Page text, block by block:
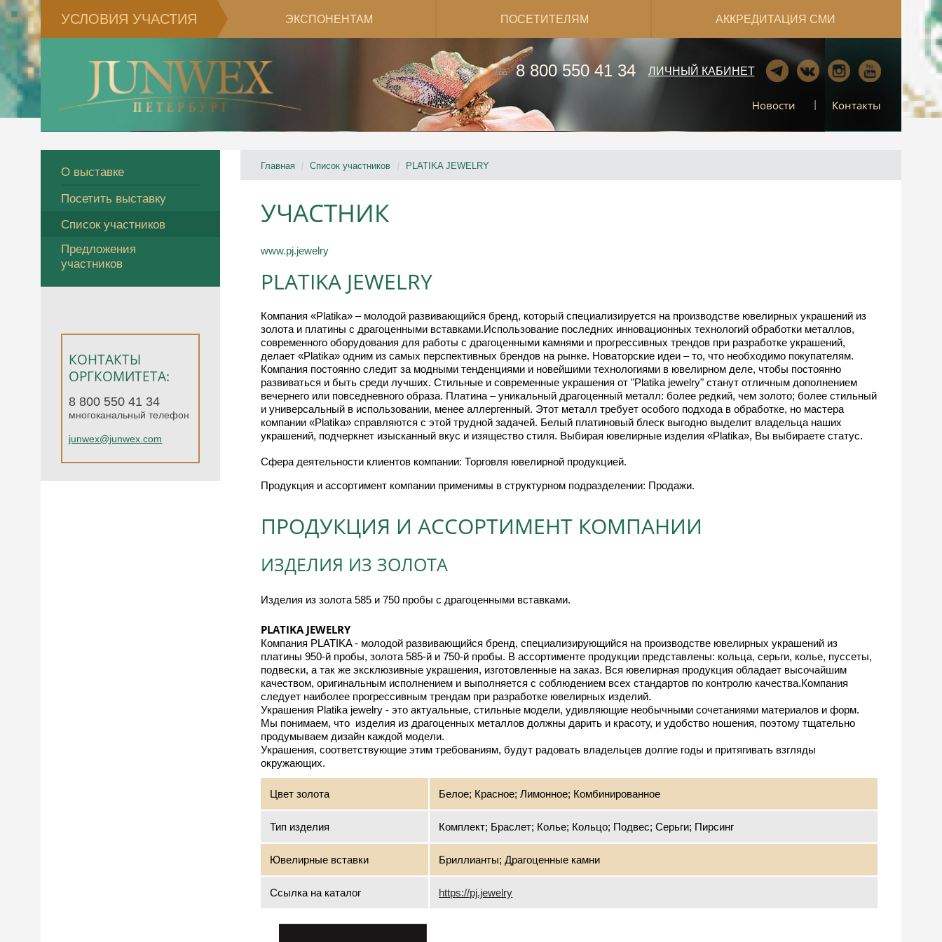
УСЛОВИЯ УЧАСТИЯ ЭКСПОНЕНТАМ ПОСЕТИТЕЛЯМ АККРЕДИТАЦИЯ СМИ
8 800 550 41 34 ЛИЧНЫЙ КАБИНЕТ
Новости Контакты
О выставке
Посетить выставку
Список участников
Предложения
участников
КОНТАКТЫ
ОРГКОМИТЕТА:
8 800 550 41 34
многоканальный телефон
junwex@junwex.com
Главная Список участников PLATIKA JEWELRY
УЧАСТНИК
www.pj.jewelry
PLATIKA JEWELRY
Компания «Platika» – молодой развивающийся бренд, который специализируется на производстве ювелирных украшений из
золота и платины с драгоценными вставками.Использование последних инновационных технологий обработки металлов,
современного оборудования для работы с драгоценными камнями и прогрессивных трендов при разработке украшений,
делает «Platika» одним из самых перспективных брендов на рынке. Новаторские идеи – то, что необходимо покупателям.
Компания постоянно следит за модными тенденциями и новейшими технологиями в ювелирном деле, чтобы постоянно
развиваться и быть среди лучших. Стильные и современные украшения от "Platika jewelry" станут отличным дополнением
вечернего или повседневного образа. Платина – уникальный драгоценный металл: более редкий, чем золото; более стильный
и универсальный в использовании, менее аллергенный. Этот металл требует особого подхода в обработке, но мастера
компании «Platika» справляются с этой трудной задачей. Белый платиновый блеск выгодно выделит владельца наших
украшений, подчеркнет изысканный вкус и изящество стиля. Выбирая ювелирные изделия «Platika», Вы выбираете статус.
Сфера деятельности клиентов компании: Торговля ювелирной продукцией.
Продукция и ассортимент компании применимы в структурном подразделении: Продажи.
ПРОДУКЦИЯ И АССОРТИМЕНТ КОМПАНИИ
ИЗДЕЛИЯ ИЗ ЗОЛОТА
Изделия из золота 585 и 750 пробы с драгоценными вставками.
PLATIKA JEWELRY
Компания PLATIKA - молодой развивающийся бренд, специализирующийся на производстве ювелирных украшений из
платины 950-й пробы, золота 585-й и 750-й пробы. В ассортименте продукции представлены: кольца, серьги, колье, пуссеты,
подвески, а так же эксклюзивные украшения, изготовленные на заказ. Вся ювелирная продукция обладает высочайшим
качеством, оригинальным исполнением и выполняется с соблюдением всех стандартов по контролю качества.Компания
следует наиболее прогрессивным трендам при разработке ювелирных изделий.
Украшения Platika jewelry - это актуальные, стильные модели, удивляющие необычными сочетаниями материалов и форм.
Мы понимаем, что  изделия из драгоценных металлов должны дарить и красоту, и удобство ношения, поэтому тщательно
продумываем дизайн каждой модели.
Украшения, соответствующие этим требованиям, будут радовать владельцев долгие годы и притягивать взгляды
окружающих.
Цвет золота Белое; Красное; Лимонное; Комбинированное
Тип изделия Комплект; Браслет; Колье; Кольцо; Подвес; Серьги; Пирсинг
Ювелирные вставки Бриллианты; Драгоценные камни
Ссылка на каталог https://pj.jewelry